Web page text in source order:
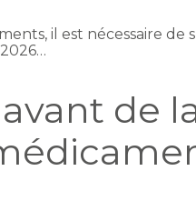
il est nécessaire de
de